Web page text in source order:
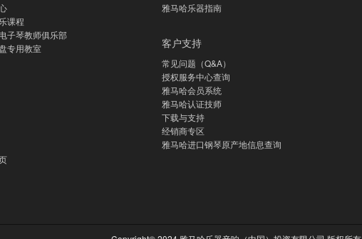
课程
子琴教师俱乐部
专用教室
雅马哈乐器指南
客户支持
常见问题（Q&A）
授权服务中心查询
雅马哈会员系统
雅马哈认证技师
下载与支持
经销商专区
雅马哈进口钢琴原产地信息查询